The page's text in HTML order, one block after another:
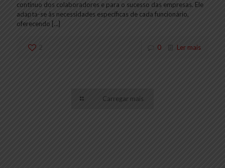
contínuo dos colaboradores e para o sucesso das empresas. Ele
adapta-se às necessidades específicas de cada funcionário,
oferecendo […]
2 0 Ler mais
Carregar mais